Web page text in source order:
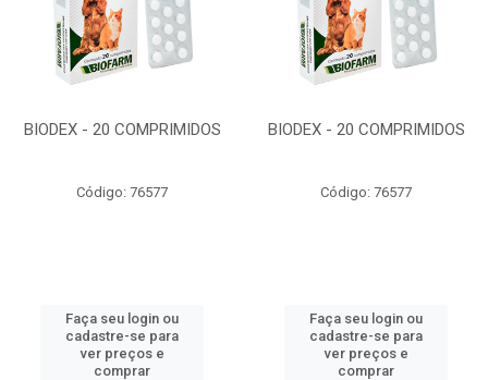
BIODEX - 20 COMPRIMIDOS
Código: 76577
Faça seu login ou
cadastre-se para
ver preços e
comprar
BIODEX - 20 COMPRIMIDOS
Código: 76577
Faça seu login ou
cadastre-se para
ver preços e
comprar